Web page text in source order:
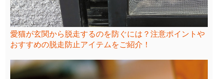
愛猫が玄関から脱走するのを防ぐには？注意ポイントや
おすすめの脱走防止アイテムをご紹介！